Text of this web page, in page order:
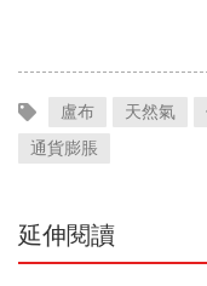
盧布 天然氣
通貨膨脹
延伸閱讀